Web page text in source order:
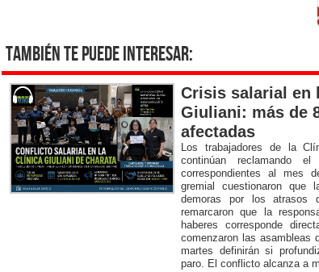
También te puede interesar:
Crisis salarial en
Giuliani: más de
afectadas
Los trabajadores de la
continúan reclamando
correspondientes al mes
gremial cuestionaron que
demoras por los
remarcaron que la
haberes corresponde
comenzaron las asambleas
martes definirán si
paro. El conflicto alcanza a